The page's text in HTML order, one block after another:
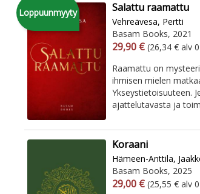
Loppuunmyyty Salattu raamattu
Vehreävesa, Pertti
Basam Books, 2021
Arvonlisäverollinen
29,90 € (26,34 € alv
Raamattu on
ihmisen mielen
Ykseystietoisuuteen.
ajattelutavasta ja
Koraani
Hämeen-Anttila,
Basam Books, 2025
Arvonlisäverollinen
29,00 € (25,55 € alv